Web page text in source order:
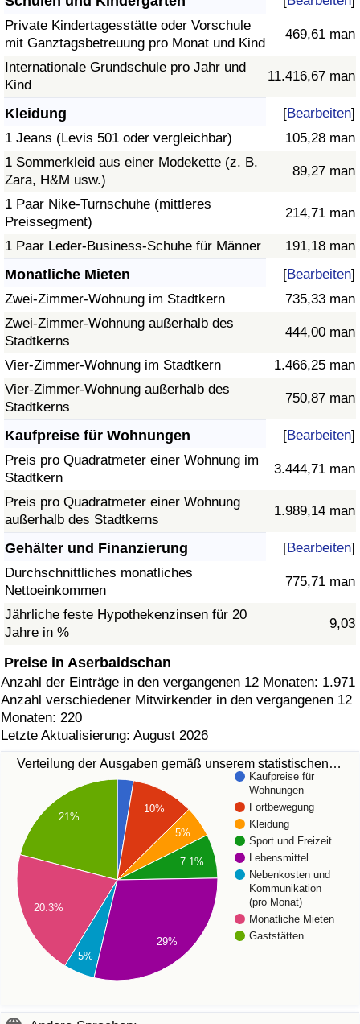
Private Kindertagesstätte oder Vorschule
mit Ganztagsbetreuung pro Monat und Kind
469,61 man
Internationale Grundschule pro Jahr und
Kind
11.416,67 man
Kleidung [Bearbeiten]
1 Jeans (Levis 501 oder vergleichbar)
105,28 man
1 Sommerkleid aus einer Modekette (z. B.
Zara, H&M usw.)
89,27 man
1 Paar Nike-Turnschuhe (mittleres
Preissegment)
214,71 man
1 Paar Leder-Business-Schuhe für Männer 191,18 man
Monatliche Mieten [Bearbeiten]
Zwei-Zimmer-Wohnung im Stadtkern
735,33 man
Zwei-Zimmer-Wohnung außerhalb des
Stadtkerns
444,00 man
Vier-Zimmer-Wohnung im Stadtkern
1.466,25 man
Vier-Zimmer-Wohnung außerhalb des
Stadtkerns
750,87 man
Kaufpreise für Wohnungen [Bearbeiten]
Preis pro Quadratmeter einer Wohnung im
Stadtkern
3.444,71 man
Preis pro Quadratmeter einer Wohnung
außerhalb des Stadtkerns
1.989,14 man
Gehälter und Finanzierung [Bearbeiten]
Durchschnittliches monatliches
Nettoeinkommen
775,71 man
Jährliche feste Hypothekenzinsen für 20
Jahre in %
9,03
Preise in Aserbaidschan
Anzahl der Einträge in den vergangenen 12 Monaten: 1.971
Anzahl verschiedener Mitwirkender in den vergangenen 12
Monaten: 220
Letzte Aktualisierung: August 2026
Verteilung der Ausgaben gemäß unserem statistischen…
Kaufpreise für
Wohnungen
Fortbewegung
Kleidung
Sport und Freizeit
Lebensmittel
Nebenkosten und
Kommunikation
(pro Monat)
Monatliche Mieten
Gaststätten
10%
5%
7.1%
21%
20.3%
5%
29%